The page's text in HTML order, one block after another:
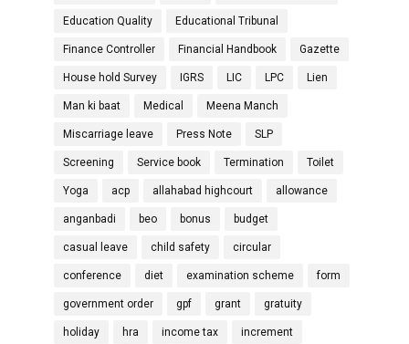
Education Quality Educational Tribunal
Finance Controller Financial Handbook Gazette
House hold Survey IGRS LIC LPC Lien
Man ki baat Medical Meena Manch
Miscarriage leave Press Note SLP
Screening Service book Termination Toilet
Yoga acp allahabad highcourt allowance
anganbadi beo bonus budget
casual leave child safety circular
conference diet examination scheme form
government order gpf grant gratuity
holiday hra income tax increment